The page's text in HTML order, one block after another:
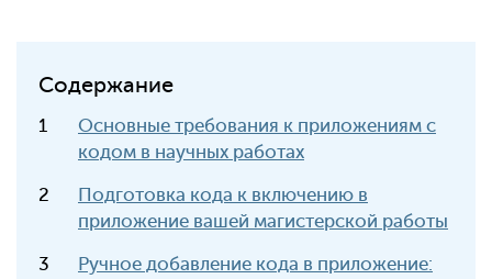
Содержание
Основные требования к приложениям с
кодом в научных работах
Подготовка кода к включению в
приложение вашей магистерской работы
Ручное добавление кода в приложение: